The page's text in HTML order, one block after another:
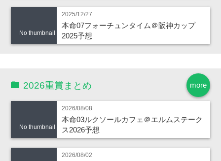
No thumbnail
2025/12/27
本命07フォーチュンタイム＠阪神カップ
2025予想
more
2026重賞まとめ
No thumbnail
2026/08/08
本命03ルクソールカフェ＠エルムステーク
ス2026予想
2026/08/02